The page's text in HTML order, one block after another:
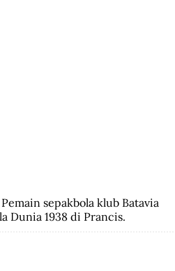
sepakbola klub Batavia
Dunia 1938 di Prancis.